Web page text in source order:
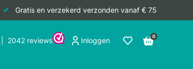
Gratis en verzekerd verzonden vanaf € 75
Inloggen 0